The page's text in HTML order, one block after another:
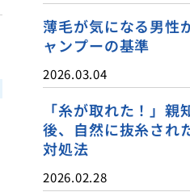
薄毛が気になる男性
ャンプーの基準
2026.03.04
「糸が取れた！」親
後、自然に抜糸され
対処法
2026.02.28